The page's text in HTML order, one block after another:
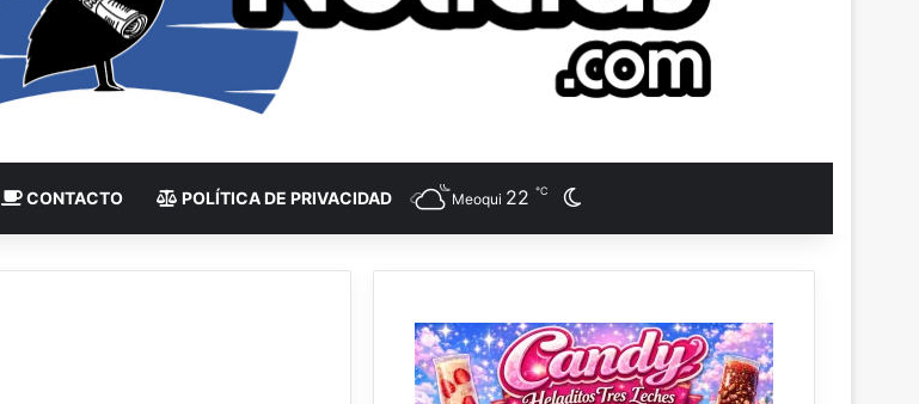
CONTACTO POLÍTICA DE PRIVACIDAD Meoqui 22 ℃